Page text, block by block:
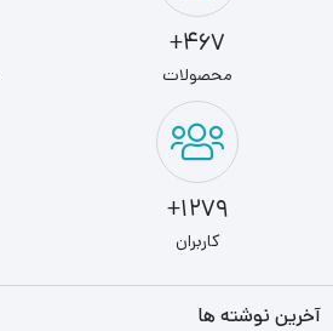
467+
محصولات
1279+
کاربران
آخرین نوشته ها